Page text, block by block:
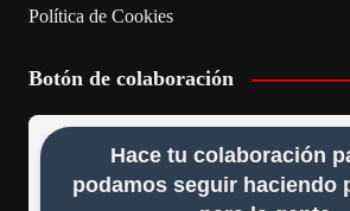
Política de Cookies
Botón de colaboración
Hace tu colaboración
podamos seguir haciendo